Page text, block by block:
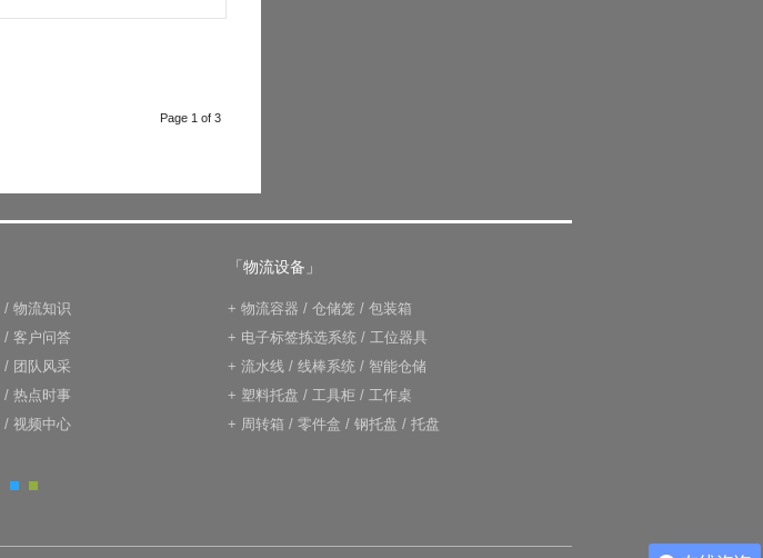
Page 1 of 3
/ 物流知识
/ 客户问答
/ 团队风采
/ 热点时事
/ 视频中心
「物流设备」
+ 物流容器 / 仓储笼 / 包装箱
+ 电子标签拣选系统 / 工位器具
+ 流水线 / 线棒系统 / 智能仓储
+ 塑料托盘 / 工具柜 / 工作桌
+ 周转箱 / 零件盒 / 钢托盘 / 托盘